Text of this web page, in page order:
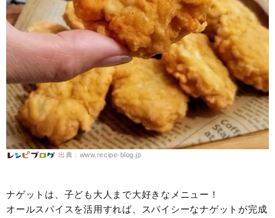
出典：www.recipe-blog.jp
ナゲットは、子ども大人まで大好きなメニュー！
オールスパイスを活用すれば、スパイシーなナゲットが完成